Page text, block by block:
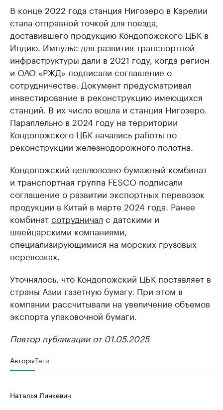
В конце 2022 года станция Нигозеро в Карелии
стала отправной точкой для поезда,
доставившего продукцию Кондопожского ЦБК в
Индию. Импульс для развития транспортной
инфраструктуры дали в 2021 году, когда регион
и ОАО «РЖД» подписали соглашение о
сотрудничестве. Документ предусматривал
инвестирование в реконструкцию имеющихся
станций. В их число вошла и станция Нигозеро.
Параллельно в 2024 году на территории
Кондопожского ЦБК начались работы по
реконструкции железнодорожного полотна.
Кондопожский целлюлозно-бумажный комбинат
и транспортная группа FESCO подписали
соглашение о развитии экспортных перевозок
продукции в Китай в марте 2024 года. Ранее
комбинатсотрудничал с датскими и
швейцарскими компаниями,
специализирующимися на морских грузовых
перевозках.
Уточнялось, что Кондопожский ЦБК поставляет в
страны Азии газетную бумагу. При этом в
компании рассчитывали на увеличение объемов
экспорта упаковочной бумаги.
Повтор публикации от 01.05.2025
АвторыТеги
Наталья Линкевич